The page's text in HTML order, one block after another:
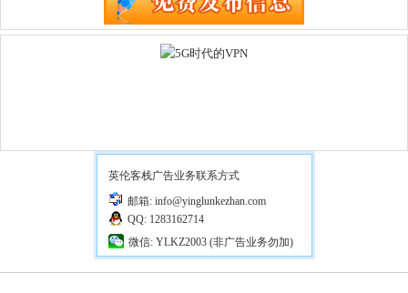
英伦客栈广告业务联系方式
邮箱: info@yinglunkezhan.com
QQ: 1283162714
微信: YLKZ2003 (非广告业务勿加)